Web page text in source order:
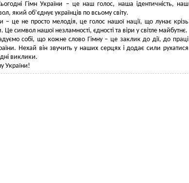
Гімн України – це наш голос, наша ідентичність, наш
який об’єднує українців по всьому світу.
– це не просто мелодія, це голос нашої нації, що лунає крізь
Це символ нашої незламності, єдності та віри у світле майбутнє.
собі, що кожне слово Гімну – це заклик до дії, до праці
Нехай він звучить у наших серцях і додає сили рухатися
виклики.
України!